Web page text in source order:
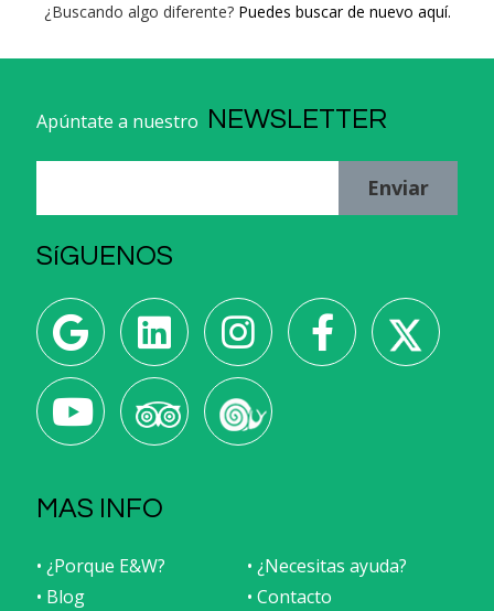
¿Buscando algo diferente? Puedes buscar de nuevo aquí.
Apúntate a nuestro NEWSLETTER
Enviar
SíGUENOS
MAS INFO
• ¿Porque E&W?
• ¿Necesitas ayuda?
• Blog
• Contacto